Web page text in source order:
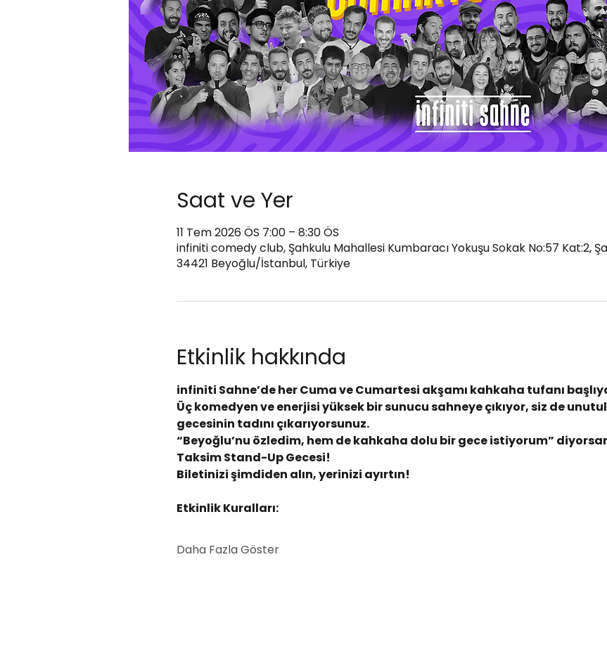
Saat ve Yer
11 Tem 2026 ÖS 7:00 – 8:30 ÖS
infiniti comedy club, Şahkulu Mahallesi Kumbaracı Yokuşu Sokak No:57 Kat:2,
34421 Beyoğlu/İstanbul, Türkiye
Etkinlik hakkında
infiniti Sahne’de her Cuma ve Cumartesi akşamı kahkaha tufanı
Üç komedyen ve enerjisi yüksek bir sunucu sahneye çıkıyor, siz de
gecesinin tadını çıkarıyorsunuz.
“Beyoğlu’nu özledim, hem de kahkaha dolu bir gece istiyorum”
Taksim Stand-Up Gecesi!
Biletinizi şimdiden alın, yerinizi ayırtın!
Etkinlik Kuralları:
Daha Fazla Göster